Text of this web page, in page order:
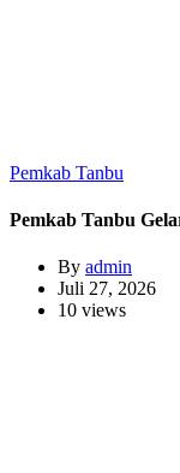
Pemkab Tanbu
Pemkab Tanbu
By admin
Juli 27, 2026
10 views